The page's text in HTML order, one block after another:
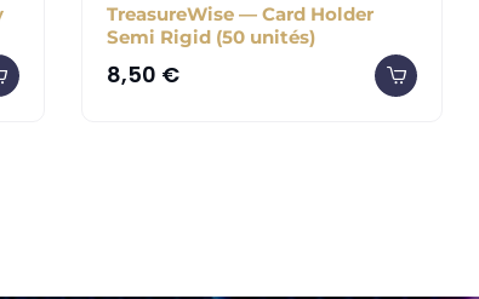
TreasureWise — Card Holder
Semi Rigid (50 unités)
8,50 €